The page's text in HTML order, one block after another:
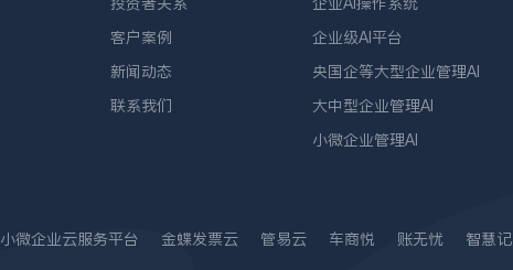
客户案例
新闻动态
联系我们
企业级AI平台
央国企等大型企业管理AI
大中型企业管理AI
小微企业管理AI
小微企业云服务平台 金蝶发票云 管易云 车商悦 账无忧 智慧记